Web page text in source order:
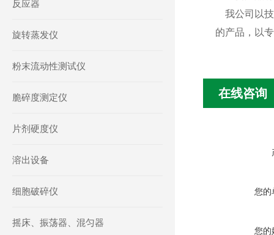
反应器
旋转蒸发仪
粉末流动性测试仪
脆碎度测定仪
片剂硬度仪
溶出设备
细胞破碎仪
摇床、振荡器、混匀器
我公司以
的产品，以
在线咨询
您的
您的